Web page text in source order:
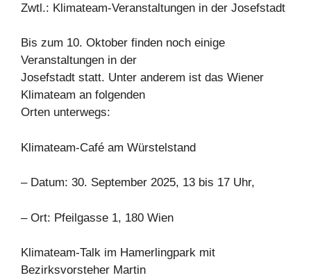
Zwtl.: Klimateam-Veranstaltungen in der Josefstadt
Bis zum 10. Oktober finden noch einige
Veranstaltungen in der
Josefstadt statt. Unter anderem ist das Wiener
Klimateam an folgenden
Orten unterwegs:
Klimateam-Café am Würstelstand
– Datum: 30. September 2025, 13 bis 17 Uhr,
– Ort: Pfeilgasse 1, 180 Wien
Klimateam-Talk im Hamerlingpark mit
Bezirksvorsteher Martin